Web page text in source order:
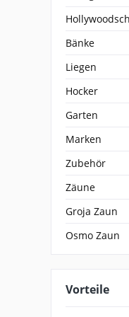
Bänke
Liegen
Hocker
Garten
Marken
Zubehör
Zäune
Groja Zaun
Osmo Zaun
Vorteile